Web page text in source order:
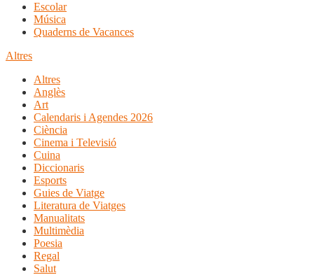
Escolar
Música
Quaderns de Vacances
Altres
Altres
Anglès
Art
Calendaris i Agendes 2026
Ciència
Cinema i Televisió
Cuina
Diccionaris
Esports
Guies de Viatge
Literatura de Viatges
Manualitats
Multimèdia
Poesia
Regal
Salut